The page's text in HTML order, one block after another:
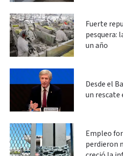
Fuerte
pesquera:
un año
Desde el
un rescate
Empleo
perdieron